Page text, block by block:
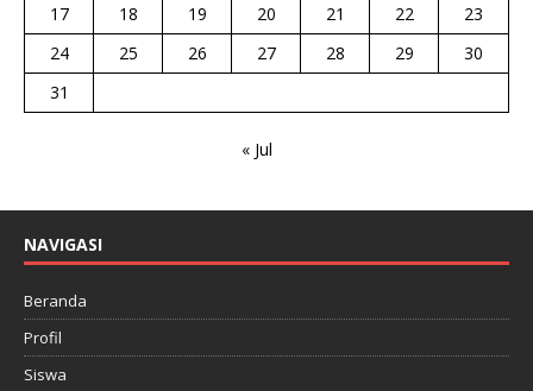
17
18 19 20 21 22
23
24
25 26 27 28 29
30
31
« Jul
NAVIGASI
Beranda
Profil
Siswa